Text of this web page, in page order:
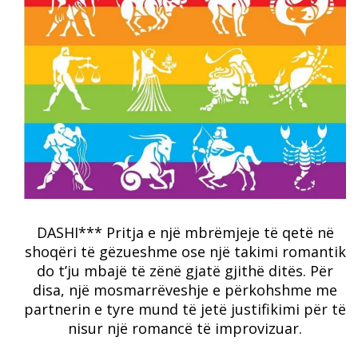
DASHI*** Pritja e një mbrëmjeje të qetë në
shoqëri të gëzueshme ose një takimi romantik
do t’ju mbajë të zënë gjatë gjithë ditës. Për
disa, një mosmarrëveshje e përkohshme me
partnerin e tyre mund të jetë justifikimi për të
nisur një romancë të improvizuar.